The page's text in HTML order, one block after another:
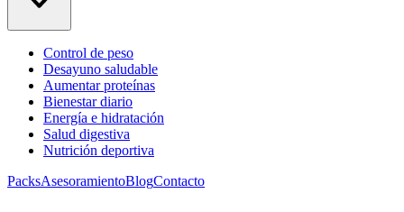
Control de peso
Desayuno saludable
Aumentar proteínas
Bienestar diario
Energía e hidratación
Salud digestiva
Nutrición deportiva
PacksAsesoramientoBlogContacto